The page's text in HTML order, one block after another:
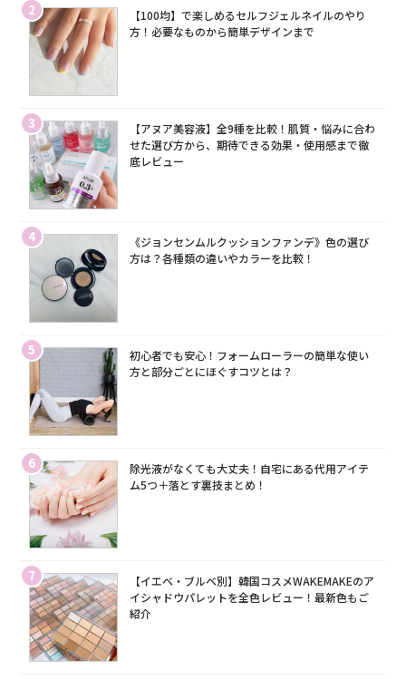
2
【100均】で楽しめるセルフジェルネイルのやり
方！必要なものから簡単デザインまで
3
【アヌア美容液】全9種を比較！肌質・悩みに合わ
せた選び方から、期待できる効果・使用感まで徹
底レビュー
4
《ジョンセンムルクッションファンデ》色の選び
方は？各種類の違いやカラーを比較！
5
初心者でも安心！フォームローラーの簡単な使い
方と部分ごとにほぐすコツとは？
6
除光液がなくても大丈夫！自宅にある代用アイテ
ム5つ＋落とす裏技まとめ！
7
【イエベ・ブルベ別】韓国コスメWAKEMAKEのア
イシャドウパレットを全色レビュー！最新色もご
紹介